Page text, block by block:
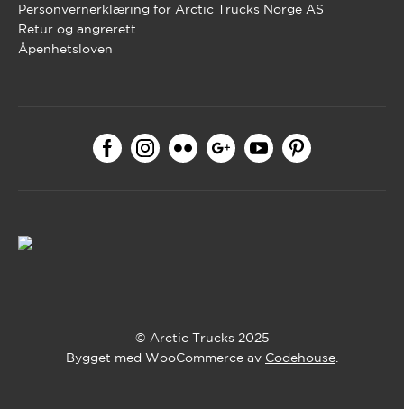
Personvernerklæring for Arctic Trucks Norge AS
Retur og angrerett
Åpenhetsloven
© Arctic Trucks 2025
Bygget med WooCommerce av Codehouse.